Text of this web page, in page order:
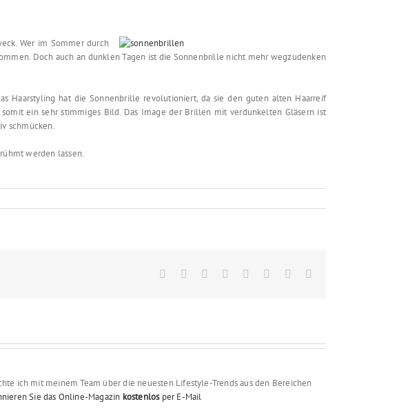
Wer im Sommer durch
Doch auch an dunklen Tagen ist die Sonnenbrille nicht mehr wegzudenken
Haarstyling hat die Sonnenbrille revolutioniert, da sie den guten alten Haarreif
ein sehr stimmiges Bild. Das Image der Brillen mit verdunkelten Gläsern ist
schmücken.
werden lassen.
Facebook Reddit LinkedIn
TumblrPinterest
ich mit meinem Team über die neuesten Lifestyle-Trends aus den Bereichen
Sie das Online-Magazin kostenlosper E-Mail